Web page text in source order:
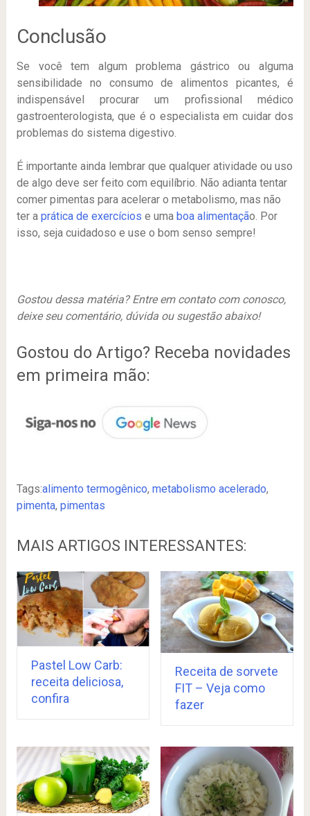
Conclusão
Se você tem algum problema gástrico ou alguma
sensibilidade no consumo de alimentos picantes, é
indispensável procurar um profissional médico
gastroenterologista, que é o especialista em cuidar dos
problemas do sistema digestivo.
É importante ainda lembrar que qualquer atividade ou uso
de algo deve ser feito com equilíbrio. Não adianta tentar
comer pimentas para acelerar o metabolismo, mas não
ter a prática de exercícios e uma boa alimentação. Por
isso, seja cuidadoso e use o bom senso sempre!
Gostou dessa matéria? Entre em contato com conosco,
deixe seu comentário, dúvida ou sugestão abaixo!
Gostou do Artigo? Receba novidades
em primeira mão:
Tags:alimento termogênico, metabolismo acelerado,
pimenta, pimentas
MAIS ARTIGOS INTERESSANTES:
Pastel Low Carb:
receita deliciosa,
confira
Receita de sorvete
FIT – Veja como
fazer